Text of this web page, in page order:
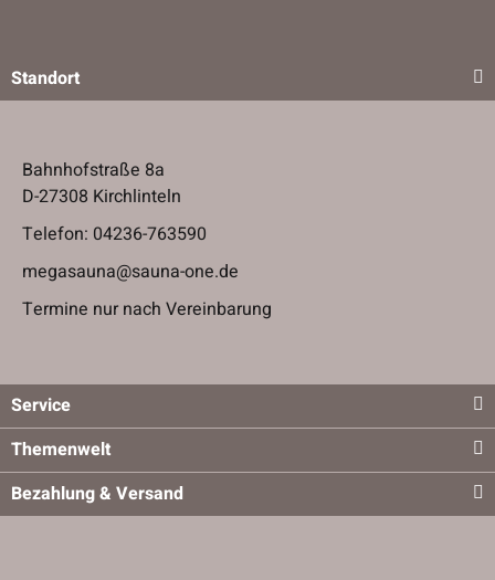
Standort
Bahnhofstraße 8a
D-27308 Kirchlinteln
Telefon: 04236-763590
megasauna@sauna-one.de
Termine nur nach Vereinbarung
Service
Themenwelt
Bezahlung & Versand